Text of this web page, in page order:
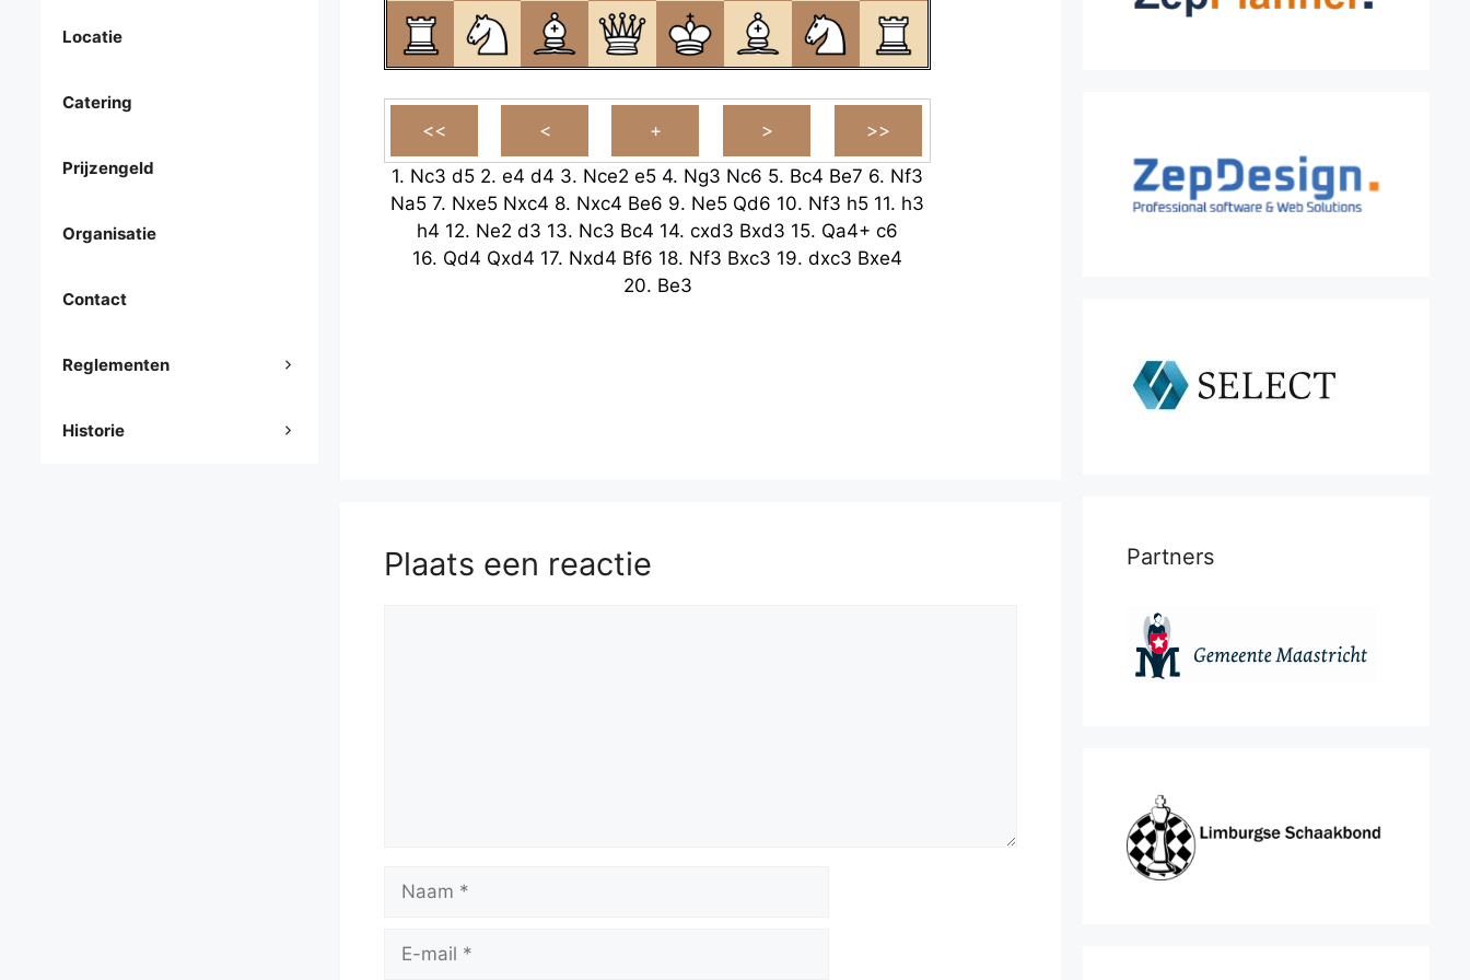
1. Nc3 d5 2. e4 d4 3. Nce2 e5 4. Ng3 Nc6 5. Bc4 Be7 6. Nf3
Na5 7. Nxe5 Nxc4 8. Nxc4 Be6 9. Ne5 Qd6 10. Nf3 h5 11. h3
h4 12. Ne2 d3 13. Nc3 Bc4 14. cxd3 Bxd3 15. Qa4+ c6
16. Qd4 Qxd4 17. Nxd4 Bf6 18. Nf3 Bxc3 19. dxc3 Bxe4
20. Be3
Plaats een reactie
mail
Locatie
Catering
Prijzengeld
Organisatie
Contact
Reglementen
Historie
Partners